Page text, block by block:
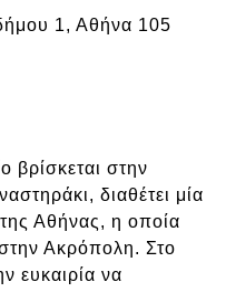
1, Αθήνα 105
βρίσκεται στην
διαθέτει μία
Αθήνας, η οποία
Ακρόπολη. Στο
ευκαιρία να